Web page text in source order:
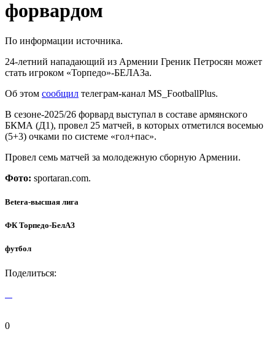
форвардом
По информации источника.
24-летний нападающий из Армении Греник Петросян может
стать игроком «Торпедо»-БЕЛАЗа.
Об этом сообщил телеграм-канал MS_FootballPlus.
В сезоне-2025/26 форвард выступал в составе армянского
БКМА (Д1), провел 25 матчей, в которых отметился восемью
(5+3) очками по системе «гол+пас».
Провел семь матчей за молодежную сборную Армении.
Фото: sportaran.com.
Betera-высшая лига
ФК Торпедо-БелАЗ
футбол
Поделиться:
0